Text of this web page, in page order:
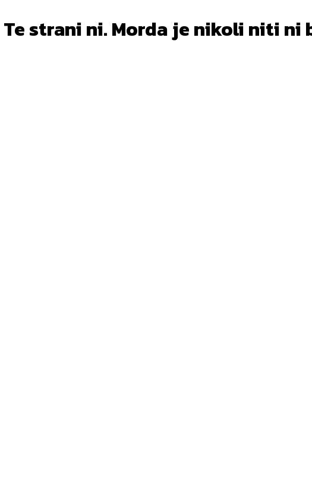
strani ni. Morda je nikoli niti ni